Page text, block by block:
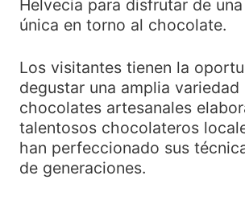
Helvecia para disfrutar de
única en torno al chocolate.
Los visitantes tienen la
degustar una amplia variedad
chocolates artesanales
talentosos chocolateros
han perfeccionado sus
de generaciones.